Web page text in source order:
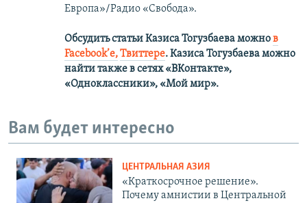
Европа»/Радио «Свобода».
Обсудить статьи Казиса Тогузбаева можнов
Facebook’е,Твиттере.Казиса Тогузбаева можно
найти также в сетях«ВКонтакте»,
«Одноклассники», «Мой мир».
Вам будет интересно
ЦЕНТРАЛЬНАЯ АЗИЯ
«Краткосрочное решение».
Почему амнистии в Центральной